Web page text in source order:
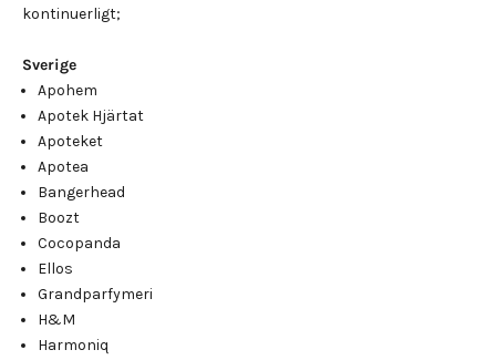
kontinuerligt;
Sverige
Apohem
Apotek Hjärtat
Apoteket
Apotea
Bangerhead
Boozt
Cocopanda
Ellos
Grandparfymeri
H&M
Harmoniq